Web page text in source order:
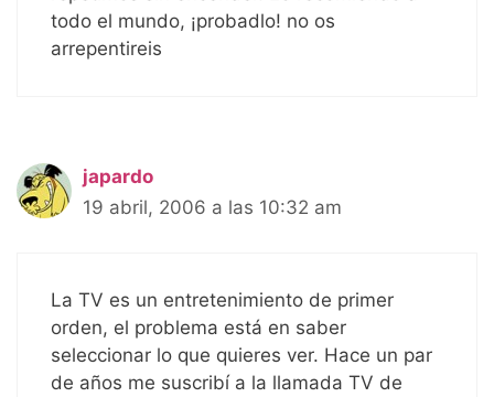
todo el mundo, ¡probadlo! no os
arrepentireis
japardo
19 abril, 2006 a las 10:32 am
La TV es un entretenimiento de primer
orden, el problema está en saber
seleccionar lo que quieres ver. Hace un par
de años me suscribí a la llamada TV de